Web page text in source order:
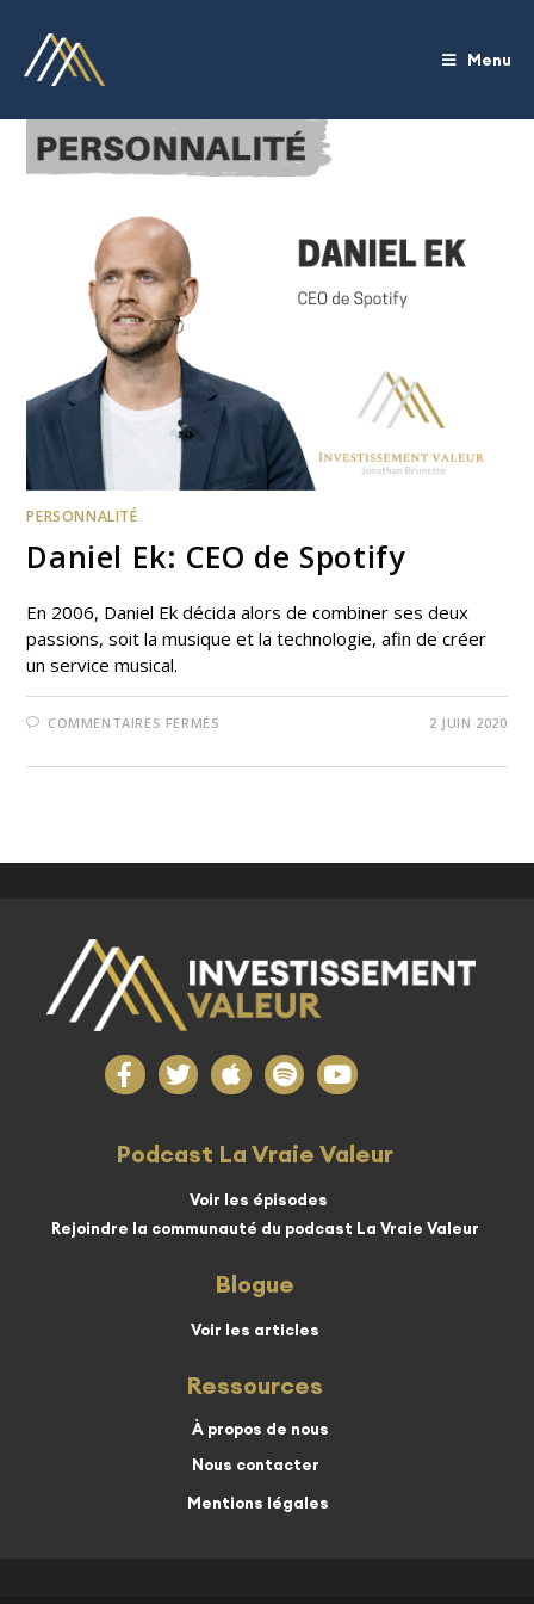
Menu
PERSONNALITÉ
Daniel Ek: CEO de Spotify
En 2006, Daniel Ek décida alors de combiner ses deux
passions, soit la musique et la technologie, afin de créer
un service musical.
COMMENTAIRES FERMÉS 2 JUIN 2020
Podcast La Vraie Valeur
Voir les épisodes
Rejoindre la communauté du podcast La Vraie Valeur
Blogue
Voir les articles
Ressources
À propos de nous
Nous contacter
Mentions légales